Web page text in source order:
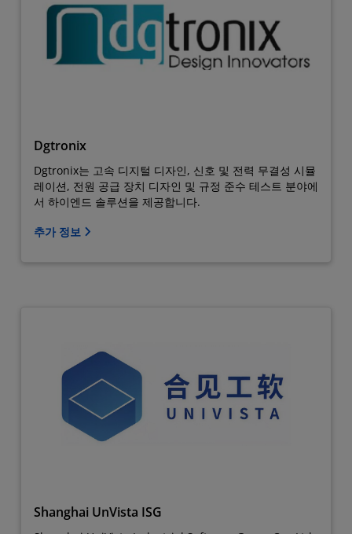
Dgtronix
Dgtronix는 고속 디지털 디자인, 신호 및 전력 무결성 시뮬
레이션, 전원 공급 장치 디자인 및 규정 준수 테스트 분야에
서 하이엔드 솔루션을 제공합니다.
추가 정보
Shanghai UnVista ISG